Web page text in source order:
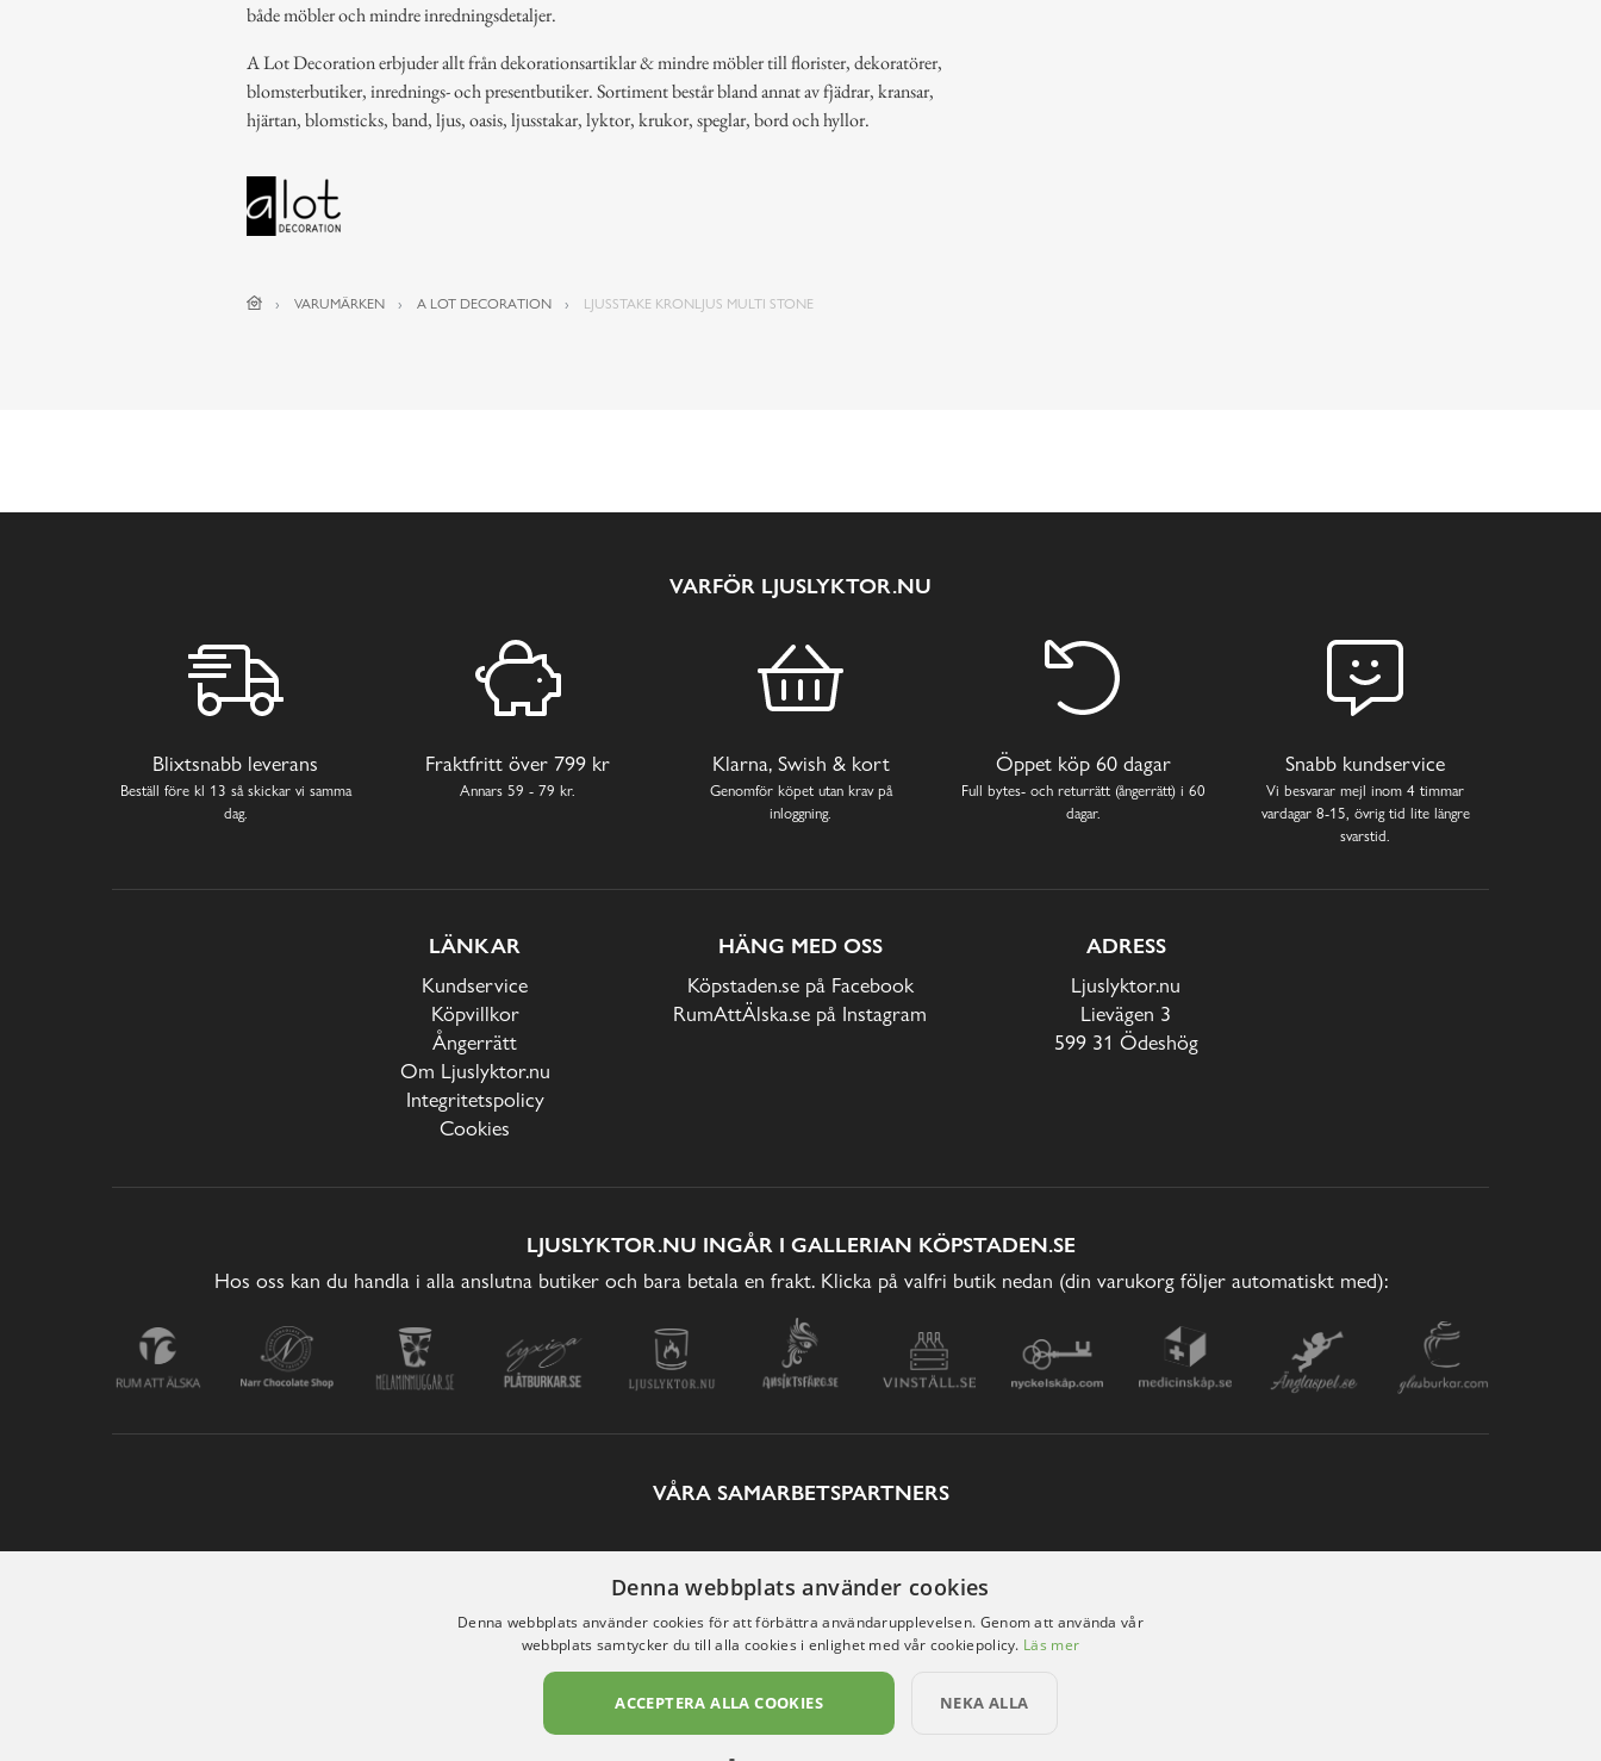
både möbler och mindre inredningsdetaljer.
A Lot Decoration erbjuder allt från dekorationsartiklar & mindre möbler till florister, dekoratörer,
blomsterbutiker, inrednings- och presentbutiker. Sortiment består bland annat av fjädrar, kransar,
hjärtan, blomsticks, band, ljus, oasis, ljusstakar, lyktor, krukor, speglar, bord och hyllor.
VARUMÄRKEN A LOT DECORATION LJUSSTAKE KRONLJUS MULTI STONE
VARFÖR LJUSLYKTOR.NU
Blixtsnabb leverans
Beställ före kl 13 så skickar vi samma
dag.
Fraktfritt över 799 kr
Annars 59 - 79 kr.
Klarna, Swish & kort
Genomför köpet utan krav på
inloggning.
Öppet köp 60 dagar
Full bytes- och returrätt (ångerrätt) i 60
dagar.
Snabb kundservice
Vi besvarar mejl inom 4 timmar
vardagar 8-15, övrig tid lite längre
svarstid.
LÄNKAR
Kundservice
Köpvillkor
Ångerrätt
Om Ljuslyktor.nu
Integritetspolicy
Cookies
HÄNG MED OSS
Köpstaden.se på Facebook
RumAttÄlska.se på Instagram
ADRESS
Ljuslyktor.nu
Lievägen 3
599 31 Ödeshög
LJUSLYKTOR.NU INGÅR I GALLERIAN KÖPSTADEN.SE
Hos oss kan du handla i alla anslutna butiker och bara betala en frakt. Klicka på valfri butik nedan (din varukorg följer automatiskt med):
VÅRA SAMARBETSPARTNERS
Denna webbplats använder cookies
Denna webbplats använder cookies för att förbättra användarupplevelsen. Genom att använda vår
webbplats samtycker du till alla cookies i enlighet med vår cookiepolicy. Läs mer
ACCEPTERA ALLA COOKIES NEKA ALLA